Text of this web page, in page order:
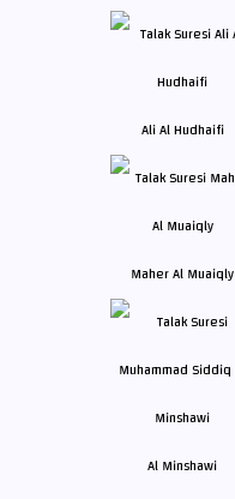
Ali Al Hudhaifi
Maher Al Muaiqly
Al Minshawi